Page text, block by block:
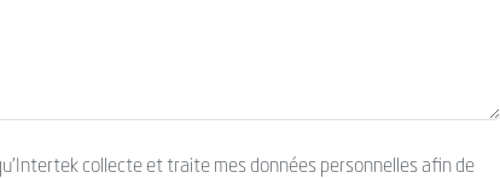
collecte et traite mes données personnelles afin de